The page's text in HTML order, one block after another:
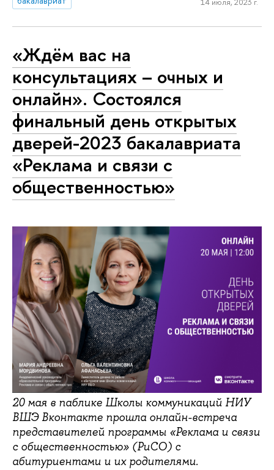
«Ждём вас на
консультациях – очных и
онлайн». Состоялся
финальный день открытых
дверей-2023 бакалавриата
«Реклама и связи с
общественностью»
20 мая в паблике Школы коммуникаций НИУ
ВШЭ Вконтакте прошла онлайн-встреча
представителей программы «Реклама и связи
с общественностью» (РиСО) с
абитуриентами и их родителями.